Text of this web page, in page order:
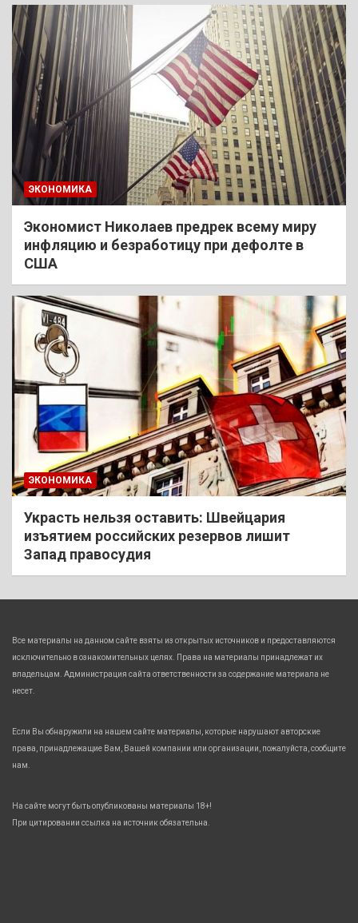
ЭКОНОМИКА
Экономист Николаев предрек всему миру
инфляцию и безработицу при дефолте в
США
ЭКОНОМИКА
Украсть нельзя оставить: Швейцария
изъятием российских резервов лишит
Запад правосудия
Все материалы на данном сайте взяты из открытых источников и предоставляются
исключительно в ознакомительных целях. Права на материалы принадлежат их
владельцам. Администрация сайта ответственности за содержание материала не
несет.
Если Вы обнаружили на нашем сайте материалы, которые нарушают авторские
права, принадлежащие Вам, Вашей компании или организации, пожалуйста, сообщите
нам.
На сайте могут быть опубликованы материалы 18+!
При цитировании ссылка на источник обязательна.